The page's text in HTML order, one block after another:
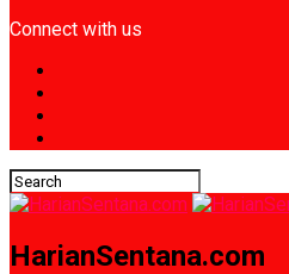
Connect with us
HarianSentana.com